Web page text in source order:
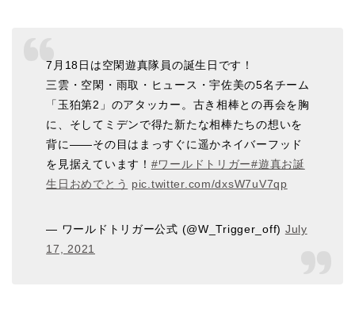
7月18日は空閑遊真隊員の誕生日です！
三雲・空閑・雨取・ヒュース・宇佐美の5名チーム
「玉狛第2」のアタッカー。古き相棒との再会を胸
に、そしてミデンで得た新たな相棒たちの想いを
背に――その目はまっすぐに遥かネイバーフッド
を見据えています！ #ワールドトリガー#遊真お誕
生日おめでとう pic.twitter.com/dxsW7uV7qp
— ワールドトリガー公式 (@W_Trigger_off) July
17, 2021